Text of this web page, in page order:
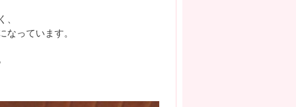
っています。